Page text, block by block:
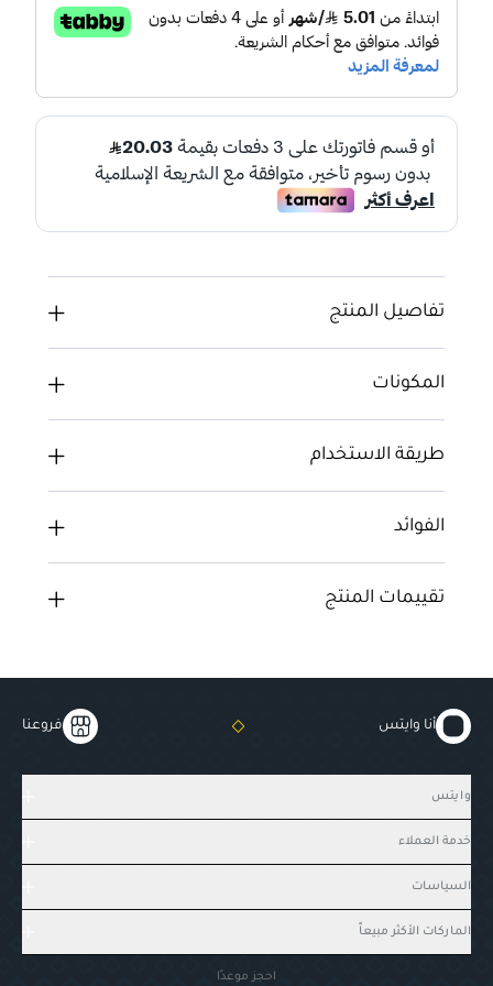
تفاصيل المنتج
المكونات
طريقة الاستخدام
الفوائد
تقييمات المنتج
أنا وايتس فروعنا
وايتس
خدمة العملاء
السياسات
الماركات الأكثر مبيعاً
احجز موعدًا